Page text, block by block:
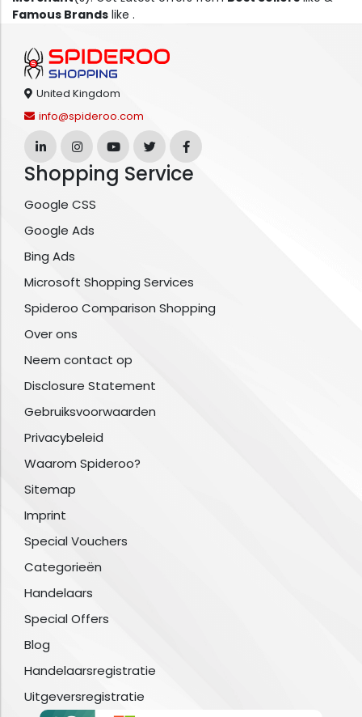
Famous Brands like .
United Kingdom
info@spideroo.com
Shopping Service
Google CSS
Google Ads
Bing Ads
Microsoft Shopping Services
Spideroo Comparison Shopping
Over ons
Neem contact op
Disclosure Statement
Gebruiksvoorwaarden
Privacybeleid
Waarom Spideroo?
Sitemap
Imprint
Special Vouchers
Categorieën
Handelaars
Special Offers
Blog
Handelaarsregistratie
Uitgeversregistratie